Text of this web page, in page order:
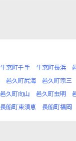
牛窓町千手 牛窓町長浜
邑久町尻海 邑久町宗三
邑久町向山 邑久町虫明
長船町東須恵 長船町福岡